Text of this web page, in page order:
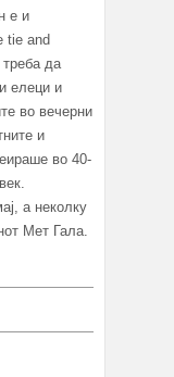
е и
tie and
да
елеци и
во вечерни
и
во 40-
а неколку
Мет Гала.